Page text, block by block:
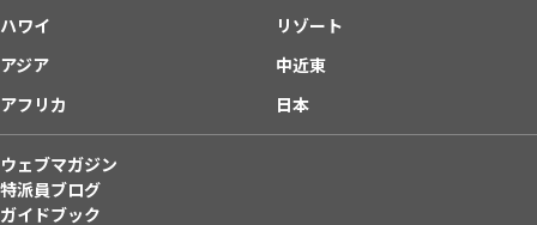
ハワイ
リゾート
アジア
中近東
アフリカ
日本
ウェブマガジン
特派員ブログ
ガイドブック